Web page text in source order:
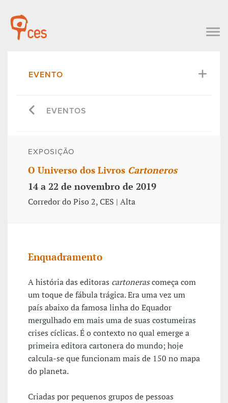
EVENTO
EVENTOS
EXPOSIÇÃO
O Universo dos Livros Cartoneros
14 a 22 de novembro de 2019
Corredor do Piso 2, CES | Alta
Enquadramento
A história das editoras cartonerascomeça com
um toque de fábula trágica. Era uma vez um
país abaixo da famosa linha do Equador
mergulhado em mais uma de suas costumeiras
crises cíclicas. É o contexto no qual emerge a
primeira editora cartonera do mundo; hoje
calcula-se que funcionam mais de 150 no mapa
do planeta.
Criadas por pequenos grupos de pessoas